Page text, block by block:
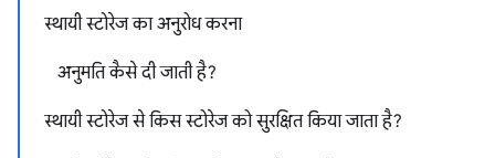
स्थायी स्टोरेज का अनुरोध करना
अनुमति कैसे दी जाती है?
स्थायी स्टोरेज से किस स्टोरेज को सुरक्षित किया जाता है?